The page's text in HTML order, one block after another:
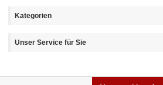
Kategorien
Unser Service für Sie